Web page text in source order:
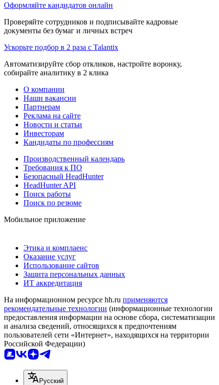
Оформляйте кандидатов онлайн
Проверяйте сотрудников и подписывайте кадровые
документы без бумаг и личных встреч
Ускорьте подбор в 2 раза с Talantix
Автоматизируйте сбор откликов, настройте воронку,
собирайте аналитику в 2 клика
О компании
Наши вакансии
Партнерам
Реклама на сайте
Новости и статьи
Инвесторам
Кандидаты по профессиям
Производственный календарь
Требования к ПО
Безопасный HeadHunter
HeadHunter API
Поиск работы
Поиск по резюме
Мобильное приложение
Этика и комплаенс
Оказание услуг
Использование сайтов
Защита персональных данных
ИТ аккредитация
На информационном ресурсе hh.ru применяются
рекомендательные технологии (информационные технологии
предоставления информации на основе сбора, систематизации
и анализа сведений, относящихся к предпочтениям
пользователей сети «Интернет», находящихся на территории
Российской Федерации)
Русский